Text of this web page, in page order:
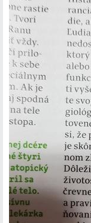
Spomenuté
Skin‑Cap,
Vichy, La
mojalekaren.sk,
alerts)
Spomenuté
Skin‑Cap,
(kvapky, cmulacie
ichtyolová masť, 2%
krém, kokosový olej,